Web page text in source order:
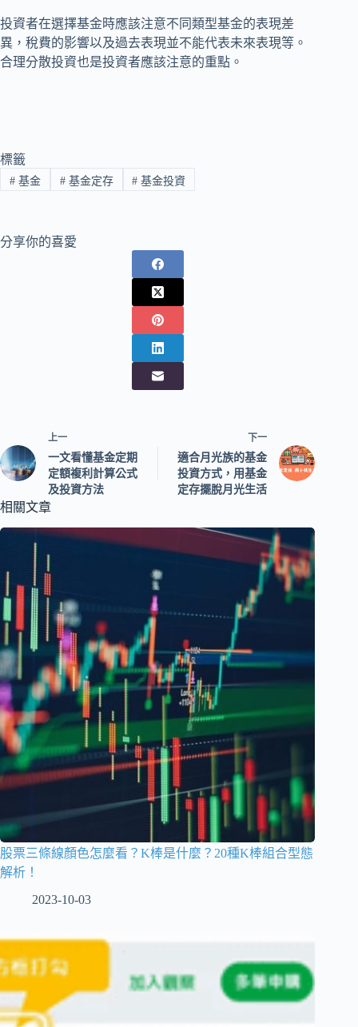
投資者在選擇基金時應該注意不同類型基金的表現差
異，稅費的影響以及過去表現並不能代表未來表現等。
合理分散投資也是投資者應該注意的重點。
標籤
#基金 #基金定存 # 基金投資
分享你的喜愛
上一
一文看懂基金定期
定額複利計算公式
及投資方法
下一
適合月光族的基金
投資方式，用基金
定存擺脫月光生活
相關文章
股票三條線顏色怎麼看？K棒是什麼？20種K棒組合型態
解析！
2023-10-03